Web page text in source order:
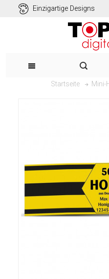
Einzigartige Designs
Startseite Mini-